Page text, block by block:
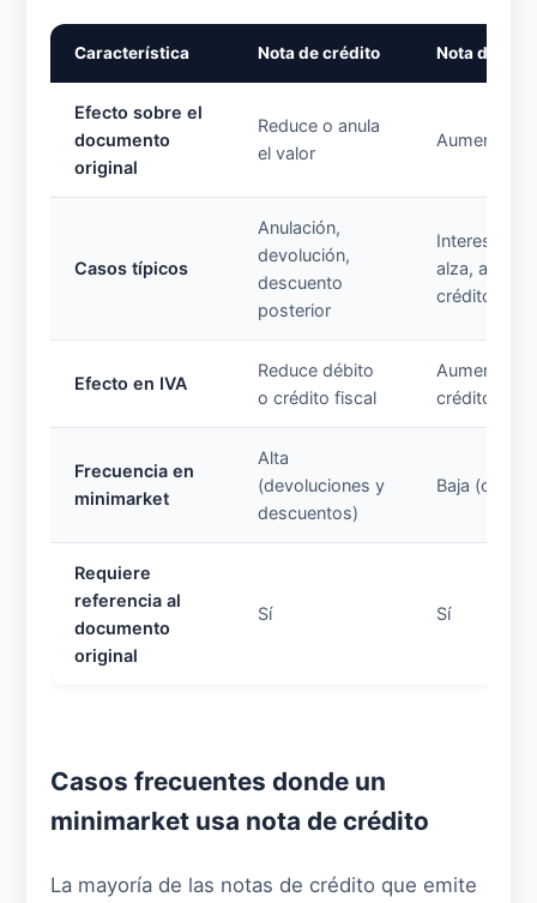
Característica Nota de crédito Nota de
Efecto sobre el
documento
original
Reduce o anula
el valor
Aumenta el
Casos típicos
Anulación,
devolución,
descuento
posterior
Intereses,
alza, anular
crédito
Efecto en IVA
Reduce débito
o crédito fiscal
Aumenta
crédito
Frecuencia en
minimarket
Alta
(devoluciones y
descuentos)
Baja (casos
Requiere
referencia al
documento
original
Sí Sí
Casos frecuentes donde un
minimarket usa nota de crédito
La mayoría de las notas de crédito que emite